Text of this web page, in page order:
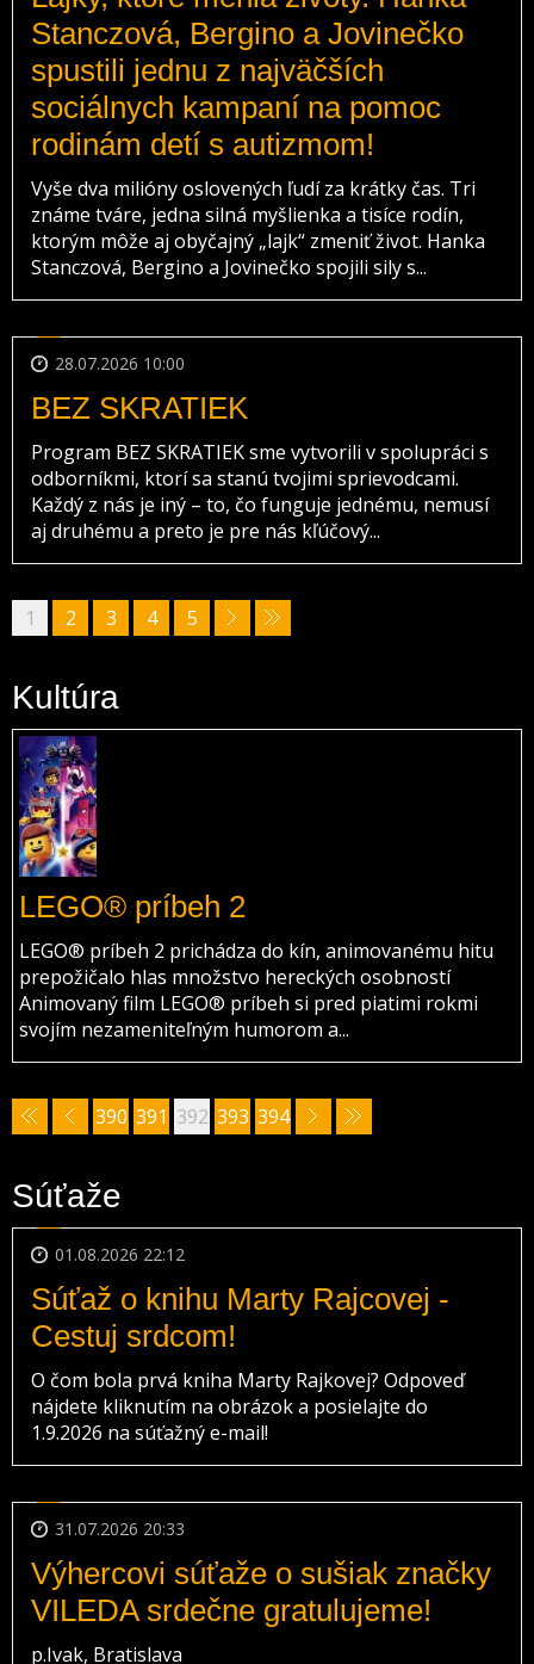
Stanczová, Bergino a Jovinečko
spustili jednu z najväčších
sociálnych kampaní na pomoc
rodinám detí s autizmom!
Vyše dva milióny oslovených ľudí za krátky čas. Tri
známe tváre, jedna silná myšlienka a tisíce rodín,
ktorým môže aj obyčajný „lajk“ zmeniť život. Hanka
Stanczová, Bergino a Jovinečko spojili sily s...
28.07.2026 10:00
BEZ SKRATIEK
Program BEZ SKRATIEK sme vytvorili v spolupráci s
odborníkmi, ktorí sa stanú tvojimi sprievodcami.
Každý z nás je iný – to, čo funguje jednému, nemusí
aj druhému a preto je pre nás kľúčový...
1 2 3 4 5
Kultúra
LEGO® príbeh 2
LEGO® príbeh 2 prichádza do kín, animovanému hitu
prepožičalo hlas množstvo hereckých osobností
Animovaný film LEGO® príbeh si pred piatimi rokmi
svojím nezameniteľným humorom a...
390 391 392 393 394
Súťaže
01.08.2026 22:12
Súťaž o knihu Marty Rajcovej -
Cestuj srdcom!
O čom bola prvá kniha Marty Rajkovej? Odpoveď
nájdete kliknutím na obrázok a posielajte do
1.9.2026 na súťažný e-mail!
31.07.2026 20:33
Výhercovi súťaže o sušiak značky
VILEDA srdečne gratulujeme!
p.Ivak, Bratislava